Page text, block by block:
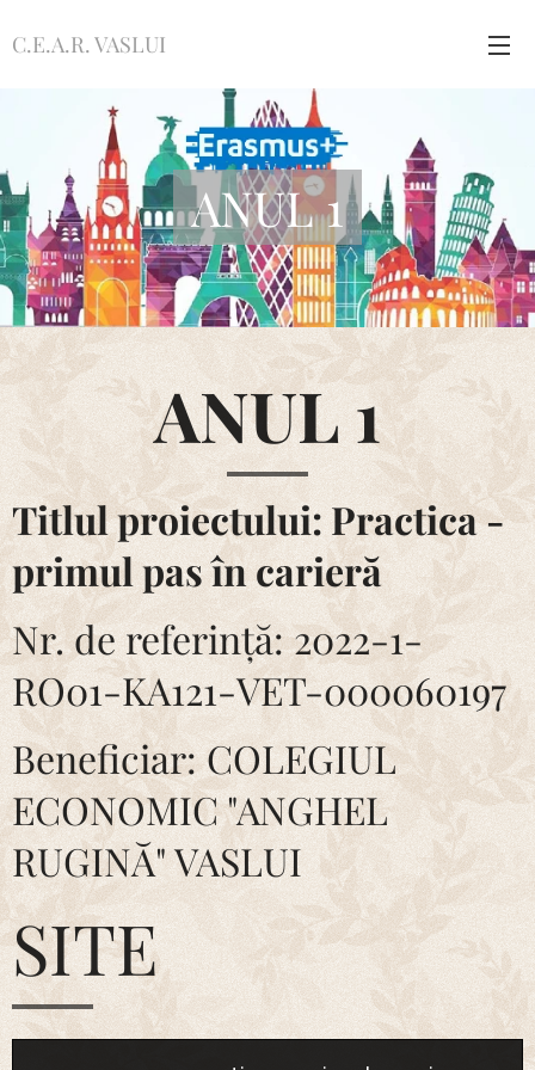
C.E.A.R. VASLUI
ANUL 1
ANUL 1
Titlul proiectului: Practica -
primul pas în carieră
Nr. de referință: 2022-1-
RO01-KA121-VET-000060197
Beneficiar: COLEGIUL
ECONOMIC "ANGHEL
RUGINĂ" VASLUI
SITE